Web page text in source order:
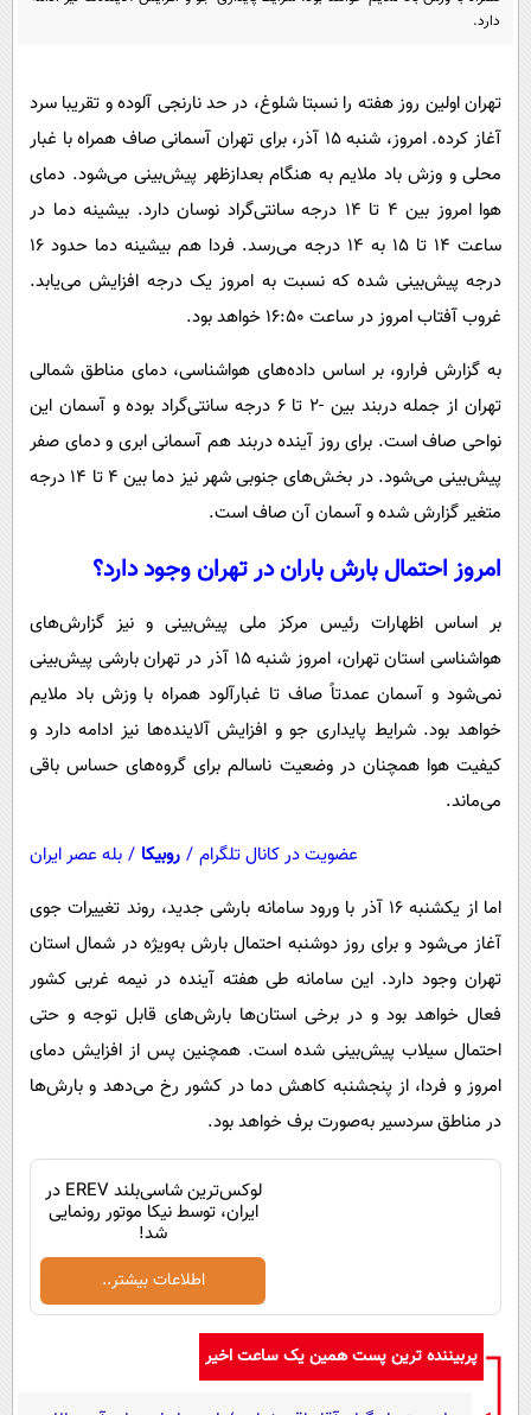
سرگرمی
گوناگون
حوادث
محیط زیست
فرهنگی
بین الملل
اجتماعی
حیات وحش
سیاست خارجی
پیامک
آشپزی
دانلود
دارد.
تهران اولین روز هفته را نسبتا شلوغ، در حد نارنجی آلوده و تقریبا سرد
آغاز کرده. امروز، شنبه ۱۵ آذر، برای تهران آسمانی صاف همراه با غبار
محلی و وزش باد ملایم به هنگام بعدازظهر پیش‌بینی می‌شود. دمای
هوا امروز بین ۴ تا ۱۴ درجه سانتی‌گراد نوسان دارد. بیشینه دما در
ساعت ۱۴ تا ۱۵ به ۱۴ درجه می‌رسد. فردا هم بیشینه دما حدود ۱۶
درجه پیش‌بینی شده که نسبت به امروز یک درجه افزایش می‌یابد.
غروب آفتاب امروز در ساعت ۱۶:۵۰ خواهد بود.
به گزارش فرارو، بر اساس داده‌های هواشناسی، دمای مناطق شمالی
تهران از جمله دربند بین -۲ تا ۶ درجه سانتی‌گراد بوده و آسمان این
نواحی صاف است. برای روز آینده دربند هم آسمانی ابری و دمای صفر
پیش‌بینی می‌شود. در بخش‌های جنوبی شهر نیز دما بین ۴ تا ۱۴ درجه
متغیر گزارش شده و آسمان آن صاف است.
امروز احتمال بارش باران در تهران وجود دارد؟
بر اساس اظهارات رئیس مرکز ملی پیش‌بینی و نیز گزارش‌های
هواشناسی استان تهران، امروز شنبه ۱۵ آذر در تهران بارشی پیش‌بینی
نمی‌شود و آسمان عمدتاً صاف تا غبارآلود همراه با وزش باد ملایم
خواهد بود. شرایط پایداری جو و افزایش آلاینده‌ها نیز ادامه دارد و
کیفیت هوا همچنان در وضعیت ناسالم برای گروه‌های حساس باقی
می‌ماند.
عضویت در کانال تلگرام / روبیکا / بله عصر ایران
اما از یکشنبه ۱۶ آذر با ورود سامانه بارشی جدید، روند تغییرات جوی
آغاز می‌شود و برای روز دوشنبه احتمال بارش به‌ویژه در شمال استان
تهران وجود دارد. این سامانه طی هفته آینده در نیمه غربی کشور
فعال خواهد بود و در برخی استان‌ها بارش‌های قابل توجه و حتی
احتمال سیلاب پیش‌بینی شده است. همچنین پس از افزایش دمای
امروز و فردا، از پنجشنبه کاهش دما در کشور رخ می‌دهد و بارش‌ها
در مناطق سردسیر به‌صورت برف خواهد بود.
لوکس‌ترین شاسی‌بلند EREV در
ایران، توسط نیکا موتور رونمایی
شد!
اطلاعات بیشتر..
پربیننده ترین پست همین یک ساعت اخیر